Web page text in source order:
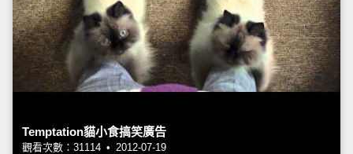
Temptation貓小食搞笑廣告
觀看次數：31114 • 2012-07-19